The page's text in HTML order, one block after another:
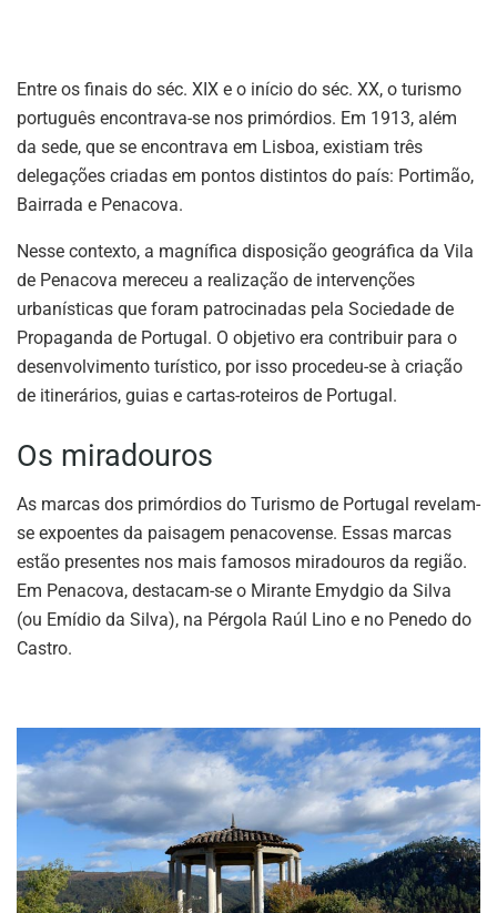
Entre os finais do séc. XIX e o início do séc. XX, o turismo
português encontrava-se nos primórdios. Em 1913, além
da sede, que se encontrava em Lisboa, existiam três
delegações criadas em pontos distintos do país: Portimão,
Bairrada e Penacova.
Nesse contexto, a magnífica disposição geográfica da Vila
de Penacova mereceu a realização de intervenções
urbanísticas que foram patrocinadas pela Sociedade de
Propaganda de Portugal. O objetivo era contribuir para o
desenvolvimento turístico, por isso procedeu-se à criação
de itinerários, guias e cartas-roteiros de Portugal.
Os miradouros
As marcas dos primórdios do Turismo de Portugal revelam-
se expoentes da paisagem penacovense. Essas marcas
estão presentes nos mais famosos miradouros da região.
Em Penacova, destacam-se o Mirante Emydgio da Silva
(ou Emídio da Silva), na Pérgola Raúl Lino e no Penedo do
Castro.